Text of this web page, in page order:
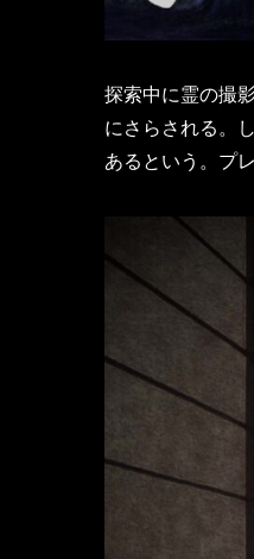
探索中に霊の撮
にさらされる。​
あるという。​プ